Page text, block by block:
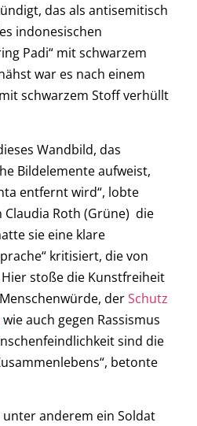
das als antisemitisch
indonesischen
Padi“ mit schwarzem
war es nach einem
schwarzem Stoff verhüllt
Wandbild, das
Bildelemente aufweist,
entfernt wird“, lobte
Roth (Grüne) die
sie eine klare
kritisiert, die von
stoße die Kunstfreiheit
derSchutz
wie auch gegen Rassismus
sind die
betonte
anderem ein Soldat